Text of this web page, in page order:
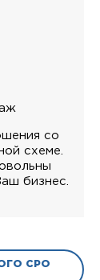
со
схеме.
бизнес.
СРО